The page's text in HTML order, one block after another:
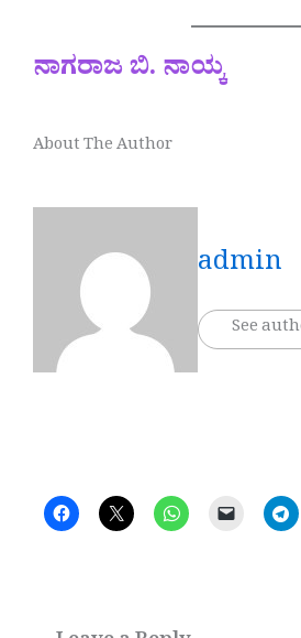
ನಾಗರಾಜ ಬಿ. ನಾಯ್ಕ
About The Author
admin
See